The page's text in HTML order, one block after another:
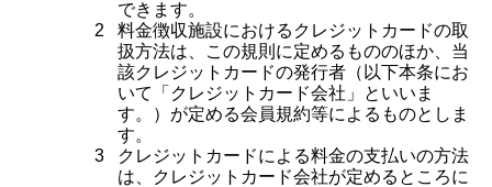
できます。
2 料金徴収施設におけるクレジットカードの取
扱方法は、この規則に定めるもののほか、当
該クレジットカードの発行者（以下本条にお
いて「クレジットカード会社」といいま
す。）が定める会員規約等によるものとしま
す。
3
クレジットカードによる料金の支払いの方法
は、クレジットカード会社が定めるところに